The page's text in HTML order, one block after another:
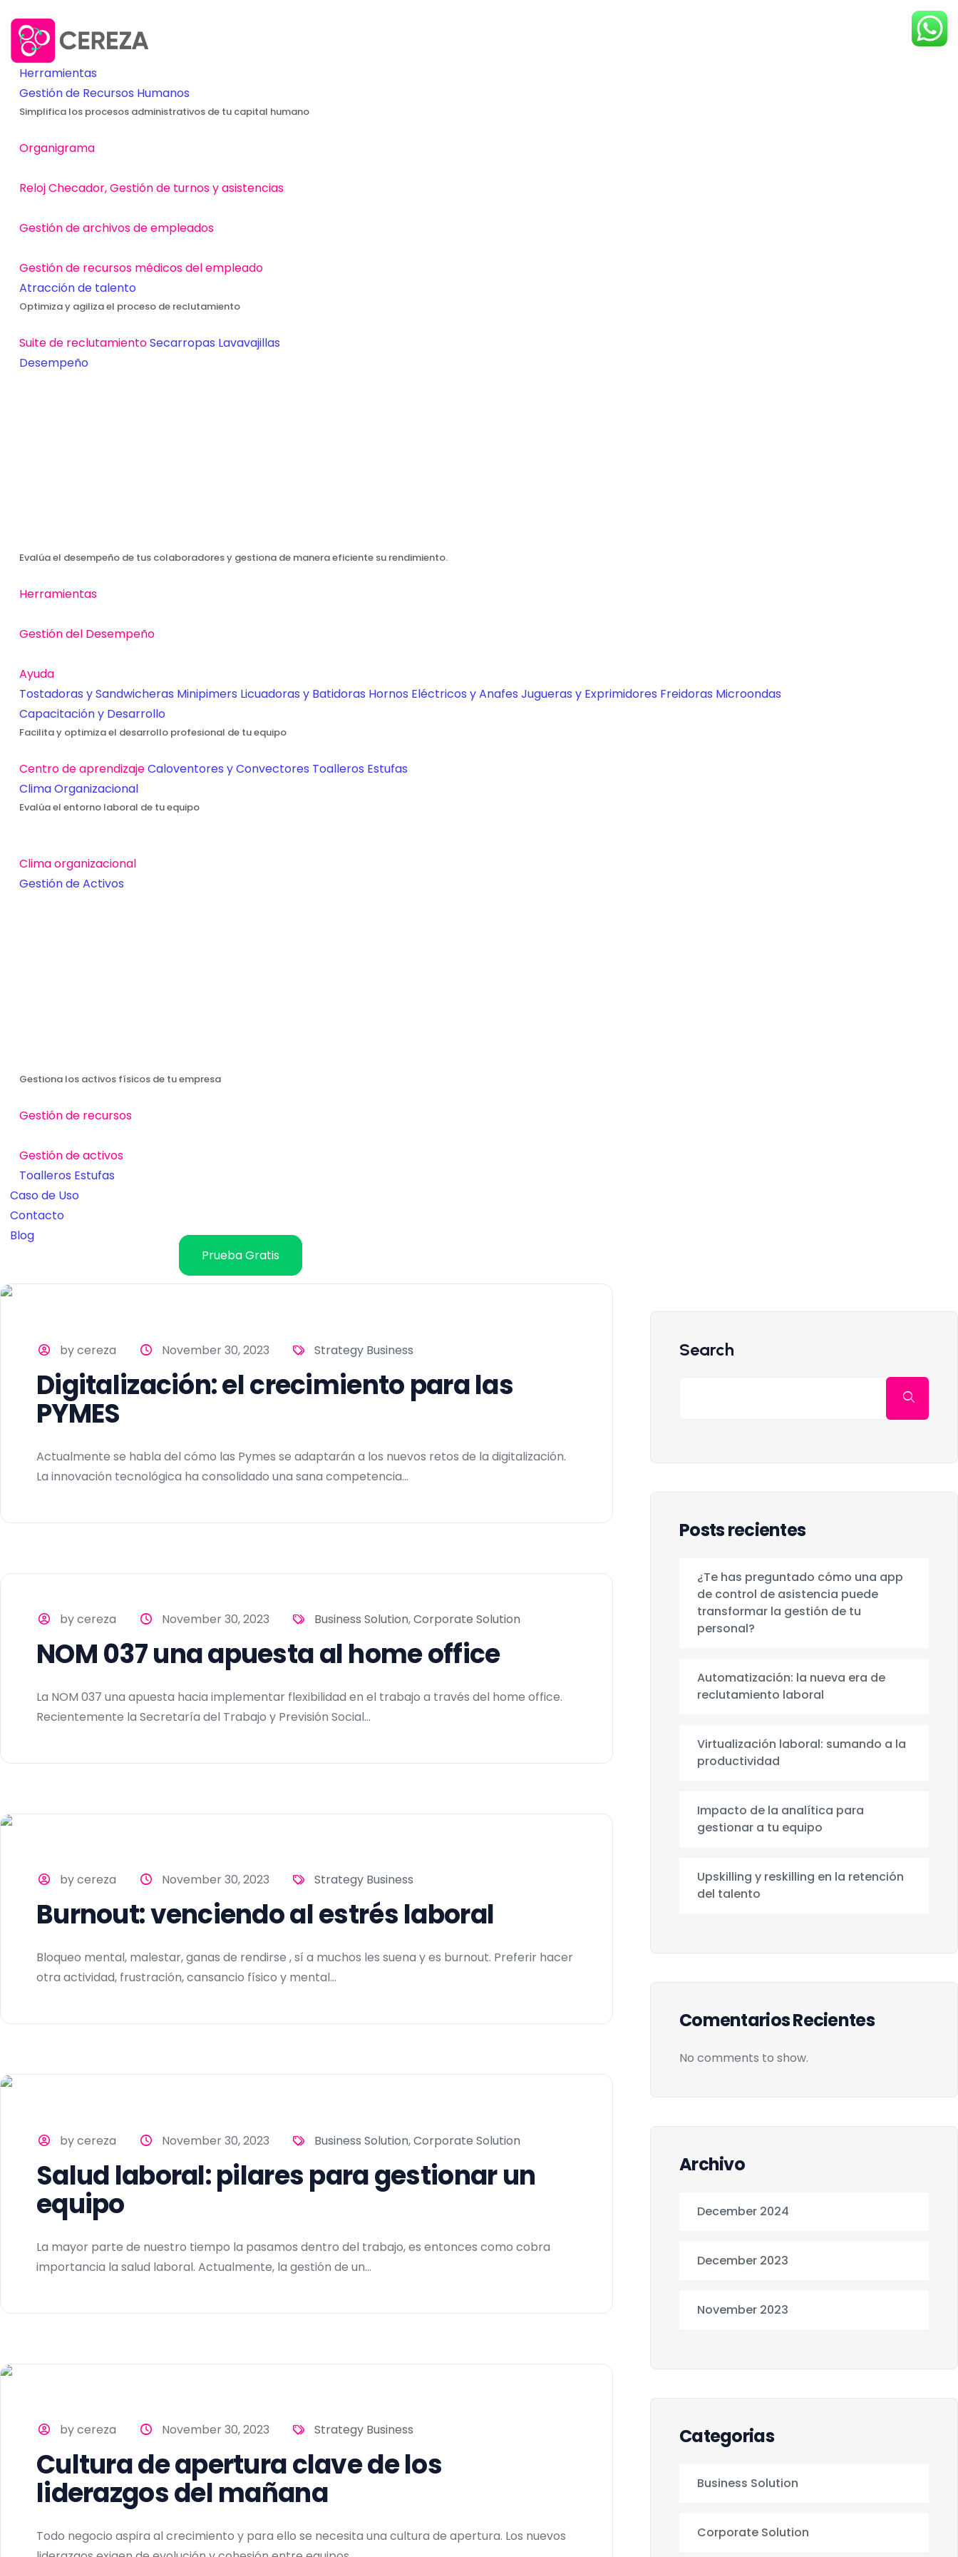
Herramientas
Gestión de Recursos Humanos
Simplifica los procesos administrativos de tu capital humano
Organigrama
Reloj Checador, Gestión de turnos y asistencias
Gestión de archivos de empleados
Gestión de recursos médicos del empleado
Atracción de talento
Optimiza y agiliza el proceso de reclutamiento
Suite de reclutamientoSecarropas Lavavajillas
Desempeño
Evalúa el desempeño de tus colaboradores y gestiona de manera eficiente su rendimiento.
Herramientas
Gestión del Desempeño
Ayuda
Tostadoras y Sandwicheras Minipimers Licuadoras y Batidoras Hornos Eléctricos y Anafes Jugueras y Exprimidores Freidoras Microondas
Capacitación y Desarrollo
Facilita y optimiza el desarrollo profesional de tu equipo
Centro de aprendizajeCaloventores y Convectores Toalleros Estufas
Clima Organizacional
Evalúa el entorno laboral de tu equipo
Clima organizacional
Gestión de Activos
Gestiona los activos físicos de tu empresa
Gestión de recursos
Gestión de activos
Toalleros Estufas
Caso de Uso
Contacto
Blog
Prueba Gratis
by cereza November 30, 2023 Strategy Business
Digitalización: el crecimiento para las
PYMES
Actualmente se habla del cómo las Pymes se adaptarán a los nuevos retos de la digitalización.
La innovación tecnológica ha consolidado una sana competencia...
by cereza November 30, 2023 Business Solution,Corporate Solution
NOM 037 una apuesta al home office
La NOM 037 una apuesta hacia implementar flexibilidad en el trabajo a través del home office.
Recientemente la Secretaría del Trabajo y Previsión Social...
by cereza November 30, 2023 Strategy Business
Burnout: venciendo al estrés laboral
Bloqueo mental, malestar, ganas de rendirse , sí a muchos les suena y es burnout. Preferir hacer
otra actividad, frustración, cansancio físico y mental...
by cereza November 30, 2023 Business Solution,Corporate Solution
Salud laboral: pilares para gestionar un
equipo
La mayor parte de nuestro tiempo la pasamos dentro del trabajo, es entonces como cobra
importancia la salud laboral. Actualmente, la gestión de un...
by cereza November 30, 2023 Strategy Business
Cultura de apertura clave de los
liderazgos del mañana
Todo negocio aspira al crecimiento y para ello se necesita una cultura de apertura. Los nuevos
Search
Posts recientes
¿Te has preguntado cómo una app
de control de asistencia puede
transformar la gestión de tu
personal?
Automatización: la nueva era de
reclutamiento laboral
Virtualización laboral: sumando a la
productividad
Impacto de la analítica para
gestionar a tu equipo
Upskilling y reskilling en la retención
del talento
Comentarios Recientes
No comments to show.
Archivo
December 2024
December 2023
November 2023
Categorias
Business Solution
Corporate Solution